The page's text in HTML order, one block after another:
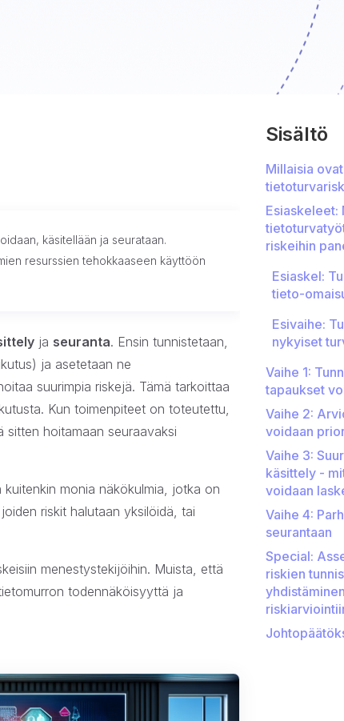
käsitellään ja seurataan.
resurssien tehokkaaseen käyttöön
ja seuranta. Ensin tunnistetaan,
ja asetetaan ne
suurimpia riskejä. Tämä tarkoittaa
Kun toimenpiteet on toteutettu,
sitten hoitamaan seuraavaksi
monia näkökulmia, jotka on
riskit halutaan yksilöidä, tai
menestystekijöihin. Muista, että
todennäköisyyttä ja
Sisältö
Millaisia
Esiaskeleet:
riskeihin
Esiaskel:
tieto-
Esivaihe:
nykyiset
Vaihe 1:
tapaukset
Vaihe 2:
voidaan
Vaihe 3:
käsittely -
voidaan
Vaihe 4:
seurantaan
Special:
riskien